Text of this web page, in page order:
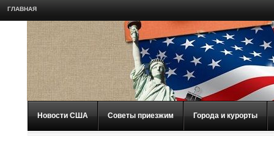
ГЛАВНАЯ
Новости США Советы приезжим Города и курорты